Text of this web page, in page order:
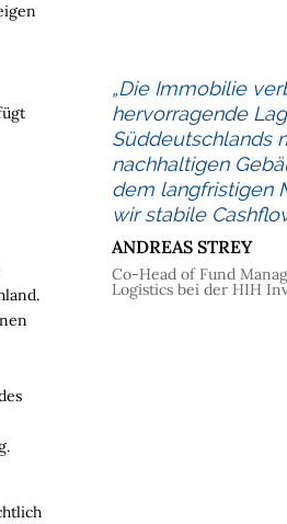
„Die Immobilie
hervorragende
Süddeutschlands
nachhaltigen
dem langfristigen
wir stabile
ANDREAS STREY
Co-Head of Fund
Logistics bei der HIH